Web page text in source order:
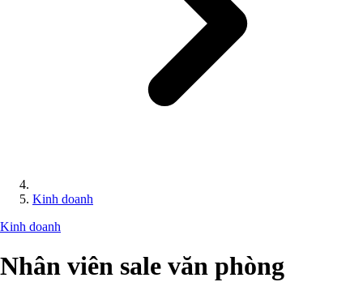
Kinh doanh
Kinh doanh
Nhân viên sale văn phòng